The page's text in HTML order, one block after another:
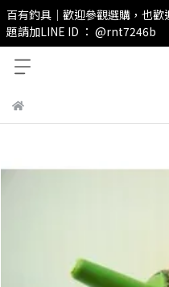
百有釣具｜歡迎參觀選購，也
題請加LINE ID ： @rnt7246b